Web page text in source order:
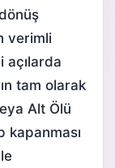
verimli
açılarda
tam olarak
Alt Ölü
kapanması